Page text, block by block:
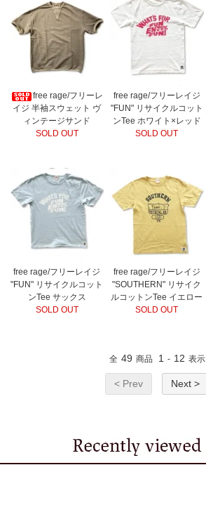
free rage/フリーレ
イジ 半袖スウェット ヴ
ィンテージサンド
SOLD OUT
free rage/フリーレイジ
"FUN" リサイクルコット
ンTee ホワイト×レッド
SOLD OUT
free rage/フリーレイジ
"FUN" リサイクルコット
ンTee サックス
SOLD OUT
free rage/フリーレイジ
"SOUTHERN" リサイク
ルコットンTee イエロー
SOLD OUT
全 49 商品 1 - 12 表示
< Prev Next >